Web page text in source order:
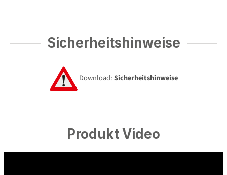
Sicherheitshinweise
Download:Sicherheitshinweise
Produkt Video